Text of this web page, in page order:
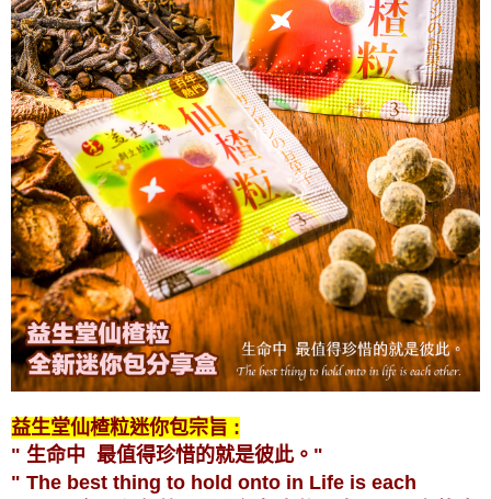
益生堂仙楂粒迷你包宗旨 :
" 生命中 最值得珍惜的就是彼此。"
" The best thing to hold onto in Life is each